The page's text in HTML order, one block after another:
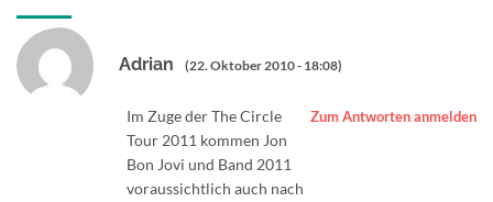
Adrian (22. Oktober 2010 - 18:08)
Zum Antworten anmelden
Im Zuge der The Circle
Tour 2011 kommen Jon
Bon Jovi und Band 2011
voraussichtlich auch nach